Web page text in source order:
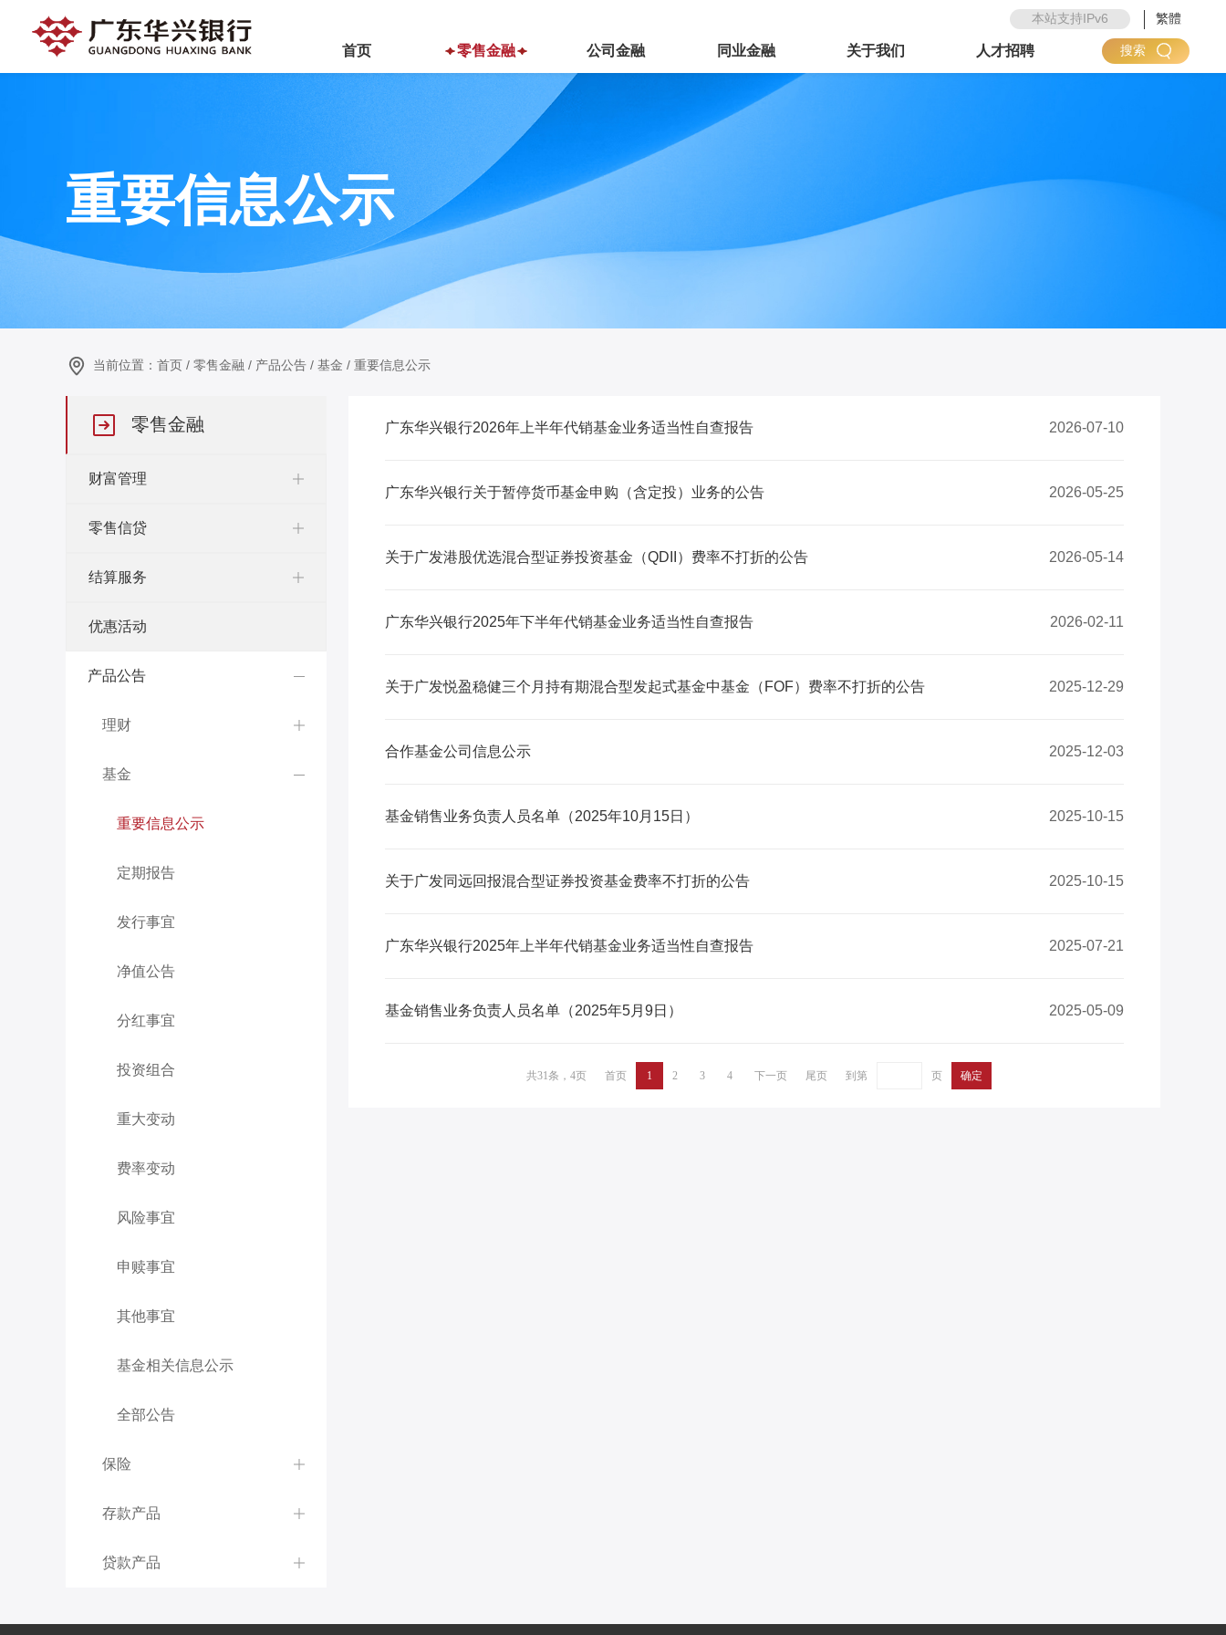
本站支持IPv6 繁體
首页 零售金融 公司金融 同业金融 关于我们 人才招聘 搜索
重要信息公示
当前位置： 首页 / 零售金融 / 产品公告 / 基金 / 重要信息公示
零售金融
财富管理
零售信贷
结算服务
优惠活动
产品公告
理财
基金
重要信息公示
定期报告
发行事宜
净值公告
分红事宜
投资组合
重大变动
费率变动
风险事宜
申赎事宜
其他事宜
基金相关信息公示
全部公告
保险
存款产品
贷款产品
广东华兴银行2026年上半年代销基金业务适当性自查报告 2026-07-10
广东华兴银行关于暂停货币基金申购（含定投）业务的公告 2026-05-25
关于广发港股优选混合型证券投资基金（QDII）费率不打折的公告 2026-05-14
广东华兴银行2025年下半年代销基金业务适当性自查报告 2026-02-11
关于广发悦盈稳健三个月持有期混合型发起式基金中基金（FOF）费率不打折的公告 2025-12-29
合作基金公司信息公示 2025-12-03
基金销售业务负责人员名单（2025年10月15日） 2025-10-15
关于广发同远回报混合型证券投资基金费率不打折的公告 2025-10-15
广东华兴银行2025年上半年代销基金业务适当性自查报告 2025-07-21
基金销售业务负责人员名单（2025年5月9日） 2025-05-09
共31条，4页 首页 1 2 3 4 下一页 尾页 到第 页 确定